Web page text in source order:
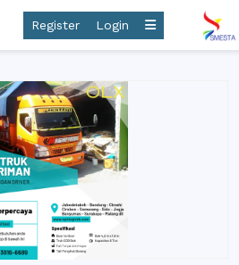
Register Login